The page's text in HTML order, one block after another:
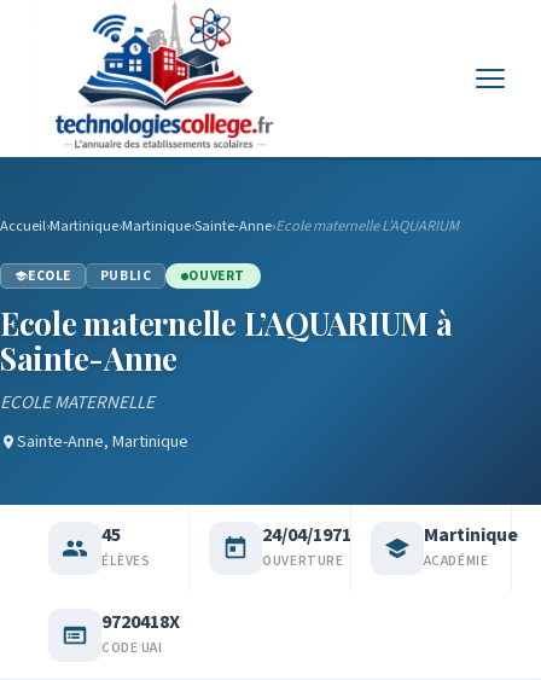
Accueil›Martinique›Martinique›Sainte-Anne›Ecole maternelle L’AQUARIUM
ECOLE PUBLIC OUVERT
Ecole maternelle L’AQUARIUM à
Sainte-Anne
ECOLE MATERNELLE
Sainte-Anne, Martinique
45
ÉLÈVES
24/04/1971
OUVERTURE
Martinique
ACADÉMIE
9720418X
CODE UAI